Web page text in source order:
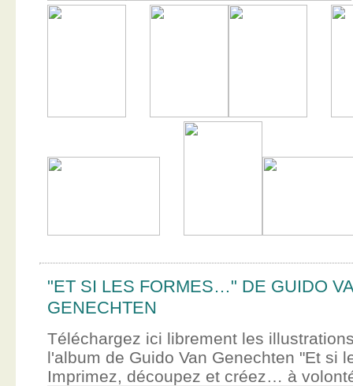
"ET SI LES FORMES…" DE GUIDO
GENECHTEN
Téléchargez ici librement les
l'album de Guido Van Genechten "Et si
Imprimez, découpez et créez… à